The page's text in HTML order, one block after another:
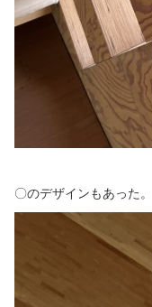
〇のデザインもあった。